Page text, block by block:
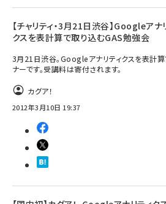
【チャリティ・3月21日渋谷】Googleアナ
クスを表計算で取り込むGAS勉強会
3月21日渋谷。Googleアナリティクスを表計算
ナーです。受講料は寄付されます。
カグア！
2012年3月10日 19:37